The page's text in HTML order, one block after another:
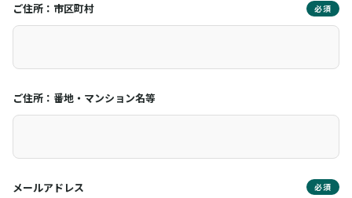
ご住所：市区町村 必須
ご住所：番地・マンション名等
メールアドレス 必須